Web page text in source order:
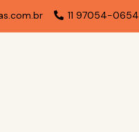
11 97054-0654